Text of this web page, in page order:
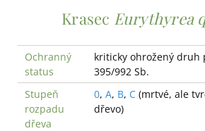
Krasec Eurythyrea
Ochranný
status
kriticky ohrožený druh
395/992 Sb.
Stupeň
rozpadu
dřeva
0, A, B, C (mrtvé, ale
dřevo)